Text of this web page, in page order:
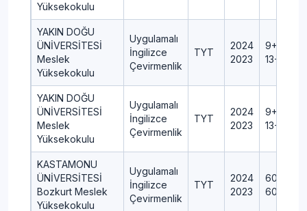
Yüksekokulu
YAKIN DOĞU
ÜNİVERSİTESİ
Meslek
Yüksekokulu
Uygulamalı
İngilizce
Çevirmenlik
TYT
2024
2023
YAKIN DOĞU
ÜNİVERSİTESİ
Meslek
Yüksekokulu
Uygulamalı
İngilizce
Çevirmenlik
TYT
2024
2023
KASTAMONU
ÜNİVERSİTESİ
Bozkurt Meslek
Yüksekokulu
Uygulamalı
İngilizce
Çevirmenlik
TYT
2024
2023